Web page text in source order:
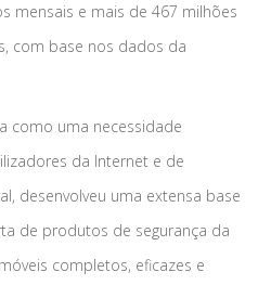
mensais e mais de 467 milhões
com base nos dados da
como uma necessidade
da Internet e de
desenvolveu uma extensa base
de produtos de segurança da
completos, eficazes e